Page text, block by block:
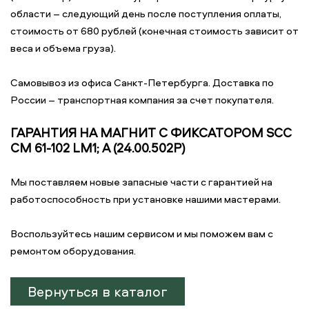
области – следующий день после поступления оплаты,
стоимость от 680 рублей (конечная стоимость зависит от
веса и объема груза).
Самовывоз из офиса Санкт-Петербурга. Доставка по
России – транспортная компания за счет покупателя.
ГАРАНТИЯ НА МАГНИТ С ФИКСАТОРОМ SCC
CM 61-102 LM1; A (24.00.502P)
Мы поставляем новые запасные части с гарантией на
работоспособность при установке нашими мастерами.
Воспользуйтесь нашим сервисом и мы поможем вам с
ремонтом оборудования.
Вернуться в каталог